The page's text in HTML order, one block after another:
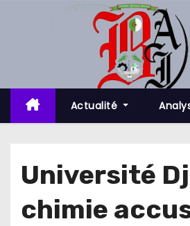
t
c
Actualité
Université
chimie